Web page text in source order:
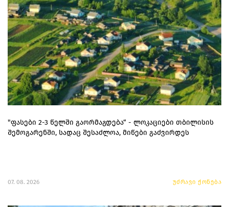
"ფასები 2-3 წელში გაორმაგდება“ - ლოკაციები თბილისის
შემოგარენში, სადაც შესაძლოა, მიწები გაძვირდეს
07. 08. 2026 უძრავი ქონება